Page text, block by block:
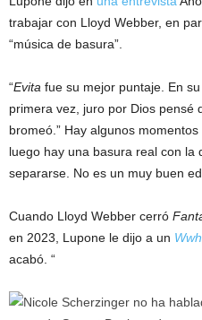
trabajar con Lloyd Webber, en
“música de basura”.
“Evita fue su mejor puntaje. En
primera vez, juro por Dios pensé
bromeó.” Hay algunos
luego hay una basura real con la
separarse. No es un muy buen
Cuando Lloyd Webber cerró
en 2023, Lupone le dijo a un
acabó. “